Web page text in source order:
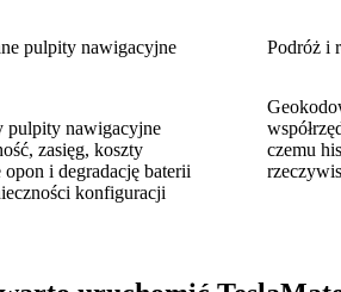
pulpity nawigacyjne
pulpity nawigacyjne
zasięg, koszty
opon i degradację baterii
konfiguracji
Podróż i
czemu